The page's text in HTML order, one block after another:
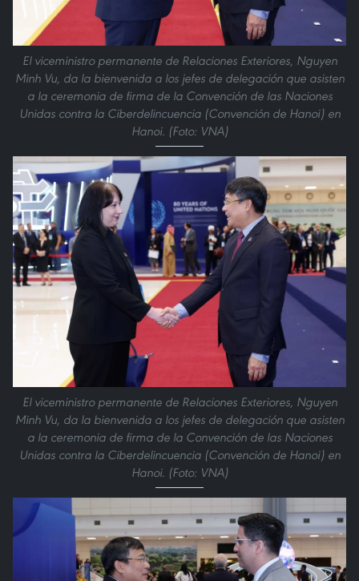
El viceministro permanente de Relaciones Exteriores, Nguyen
Minh Vu, da la bienvenida a los jefes de delegación que asisten
a la ceremonia de firma de la Convención de las Naciones
Unidas contra la Ciberdelincuencia (Convención de Hanoi) en
Hanoi. (Foto: VNA)
El viceministro permanente de Relaciones Exteriores, Nguyen
Minh Vu, da la bienvenida a los jefes de delegación que asisten
a la ceremonia de firma de la Convención de las Naciones
Unidas contra la Ciberdelincuencia (Convención de Hanoi) en
Hanoi. (Foto: VNA)